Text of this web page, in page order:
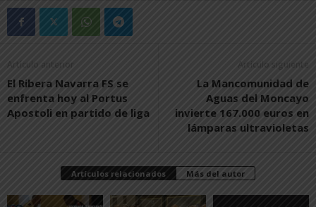
Artículo anterior
El Ribera Navarra FS se
enfrenta hoy al Portus
Apostoli en partido de liga
Artículo siguiente
La Mancomunidad de
Aguas del Moncayo
invierte 167.000 euros en
lámparas ultravioletas
Artículos relacionados Más del autor